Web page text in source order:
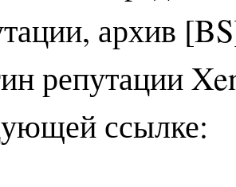
архив
репутации
ссылке: